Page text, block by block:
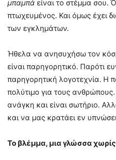
μπαμπά είναι το στέμμα σου.
πτωχευμένος. Και όμως έχει
των εγκλημάτων.
Ήθελα να ανησυχήσω τον
είναι παρηγορητικό. Παρότι
παρηγορητική λογοτεχνία. Η
πολύτιμο για τους
ανάγκη και είναι σωτήριο.
και να μας κρατάει εν
Το βλέμμα, μια γλώσσα χωρίς